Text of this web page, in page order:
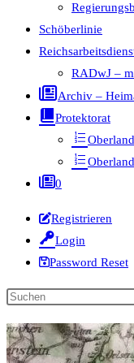
Schöberlinie
RADwJ –
Archiv –
Protektorat
0
Registrieren
Login
Password Reset
Diese
durchsuchen